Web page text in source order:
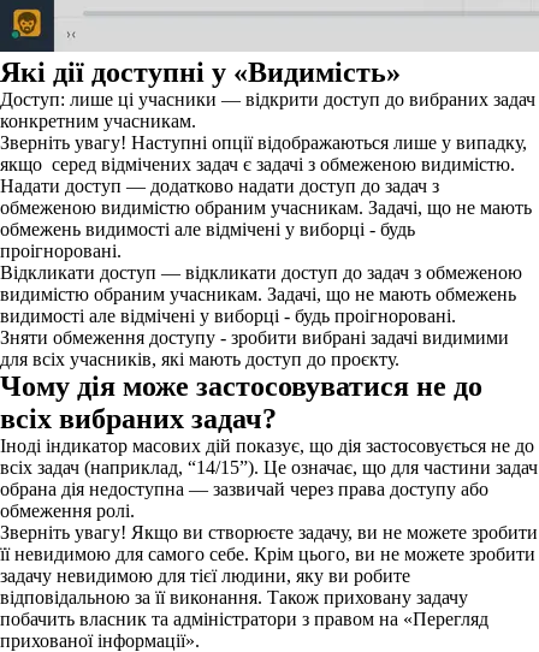
Які дії доступні у «Видимість»
Доступ: лише ці учасники — відкрити доступ до вибраних задач
конкретним учасникам.
Зверніть увагу! Наступні опції відображаються лише у випадку,
якщо серед відмічених задач є задачі з обмеженою видимістю.
Надати доступ — додатково надати доступ до задач з
обмеженою видимістю обраним учасникам. Задачі, що не мають
обмежень видимості але відмічені у виборці - будь
проігноровані.
Відкликати доступ — відкликати доступ до задач з обмеженою
видимістю обраним учасникам. Задачі, що не мають обмежень
видимості але відмічені у виборці - будь проігноровані.
Зняти обмеження доступу - зробити вибрані задачі видимими
для всіх учасників, які мають доступ до проєкту.
Чому дія може застосовуватися не до
всіх вибраних задач?
Іноді індикатор масових дій показує, що дія застосовується не до
всіх задач (наприклад, “14/15”). Це означає, що для частини задач
обрана дія недоступна — зазвичай через права доступу або
обмеження ролі.
Зверніть увагу! Якщо ви створюєте задачу, ви не можете зробити
її невидимою для самого себе. Крім цього, ви не можете зробити
задачу невидимою для тієї людини, яку ви робите
відповідальною за її виконання. Також приховану задачу
побачить власник та адміністратори з правом на «Перегляд
прихованої інформації».